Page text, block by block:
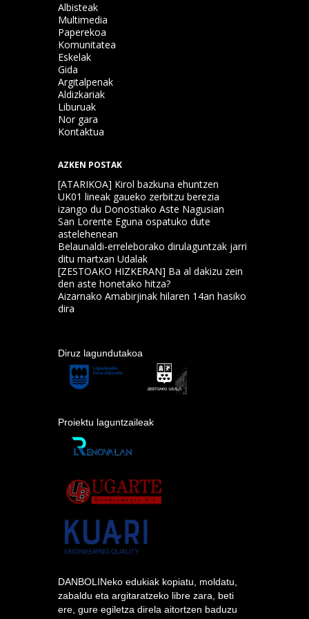
Albisteak
Multimedia
Paperekoa
Komunitatea
Eskelak
Gida
Argitalpenak
Aldizkariak
Liburuak
Nor gara
Kontaktua
AZKEN POSTAK
[ATARIKOA] Kirol bazkuna ehuntzen
UK01 lineak gaueko zerbitzu berezia
izango du Donostiako Aste Nagusian
San Lorente Eguna ospatuko dute
astelehenean
Belaunaldi-erreleborako dirulaguntzak jarri
ditu martxan Udalak
[ZESTOAKO HIZKERAN] Ba al dakizu zein
den aste honetako hitza?
Aizarnako Amabirjinak hilaren 14an hasiko
dira
Diruz lagundutakoa
Proiektu laguntzaileak
DANBOLINeko edukiak kopiatu, moldatu,
zabaldu eta argitaratzeko libre zara, beti
ere, gure egiletza direla aitortzen baduzu